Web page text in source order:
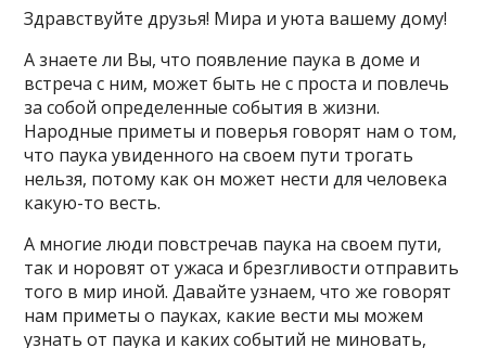
Здравствуйте друзья! Мира и уюта вашему дому!
А знаете ли Вы, что появление паука в доме и
встреча с ним, может быть не с проста и повлечь
за собой определенные события в жизни.
Народные приметы и поверья говорят нам о том,
что паука увиденного на своем пути трогать
нельзя, потому как он может нести для человека
какую-то весть.
А многие люди повстречав паука на своем пути,
так и норовят от ужаса и брезгливости отправить
того в мир иной. Давайте узнаем, что же говорят
нам приметы о пауках, какие вести мы можем
узнать от паука и каких событий не миновать,